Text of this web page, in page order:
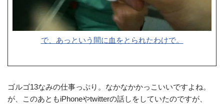
で、あっという間に血をとられたわけで。
ゴルゴ13なみの仕事っぷり。なかなかかっこいいですよね。
が、このあともiPhoneやtwitterの話しをしていたのですが、